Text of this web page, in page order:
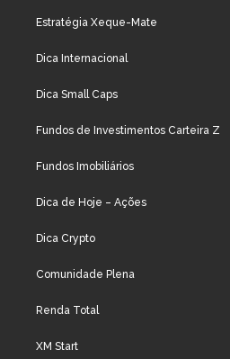
Estratégia Xeque-Mate
Dica Internacional
Dica Small Caps
Fundos de Investimentos Carteira Z
Fundos Imobiliários
Dica de Hoje – Ações
Dica Crypto
Comunidade Plena
Renda Total
XM Start